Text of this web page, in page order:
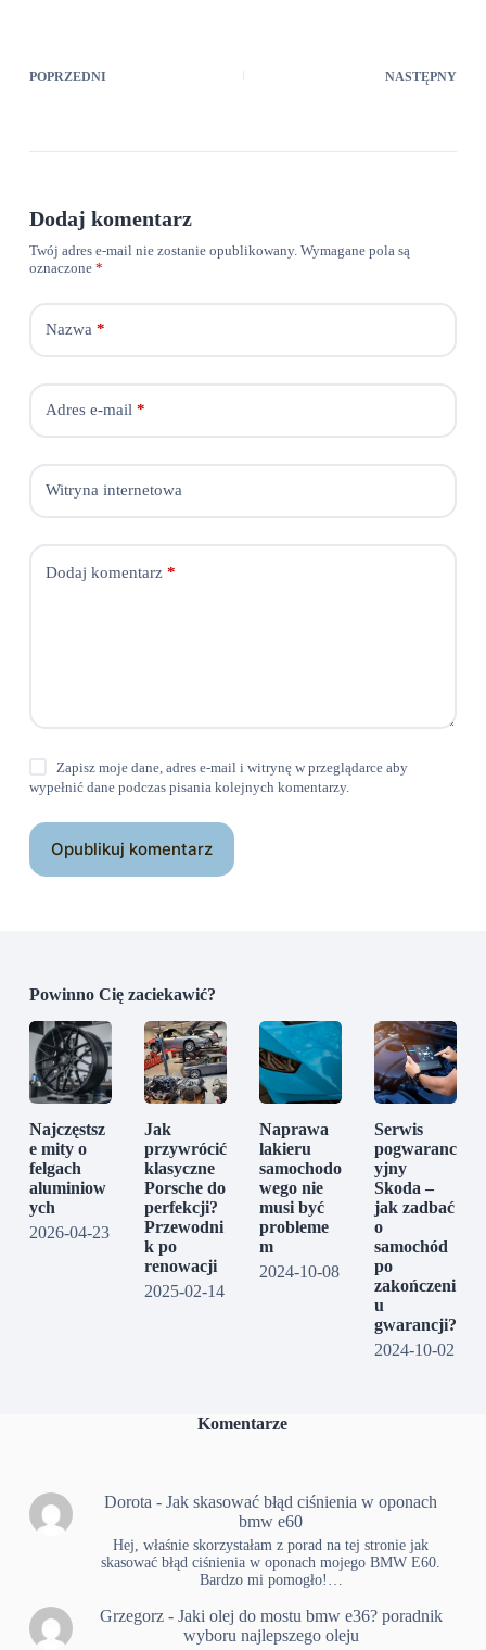
POPRZEDNI NASTĘPNY
Dodaj komentarz
Twój adres e-mail nie zostanie opublikowany. Wymagane pola są
oznaczone *
Nazwa*
Adres e-mail*
Witryna internetowa
Dodaj komentarz*
Zapisz moje dane, adres e-mail i witrynę w przeglądarce aby
wypełnić dane podczas pisania kolejnych komentarzy.
Opublikuj komentarz
Powinno Cię zaciekawić?
Najczęstsz
e mity o
felgach
aluminiow
ych
2026-04-23
Jak
przywrócić
klasyczne
Porsche do
perfekcji?
Przewodni
k po
renowacji
2025-02-14
Naprawa
lakieru
samochodo
wego nie
musi być
probleme
m
2024-10-08
Serwis
pogwaranc
yjny
Skoda –
jak zadbać
o
samochód
po
zakończeni
u
gwarancji?
2024-10-02
Komentarze
Dorota -Jak skasować błąd ciśnienia w oponach
bmw e60
Hej, właśnie skorzystałam z porad na tej stronie jak
skasować błąd ciśnienia w oponach mojego BMW E60.
Bardzo mi pomogło!…
Grzegorz- Jaki olej do mostu bmw e36? poradnik
wyboru najlepszego oleju